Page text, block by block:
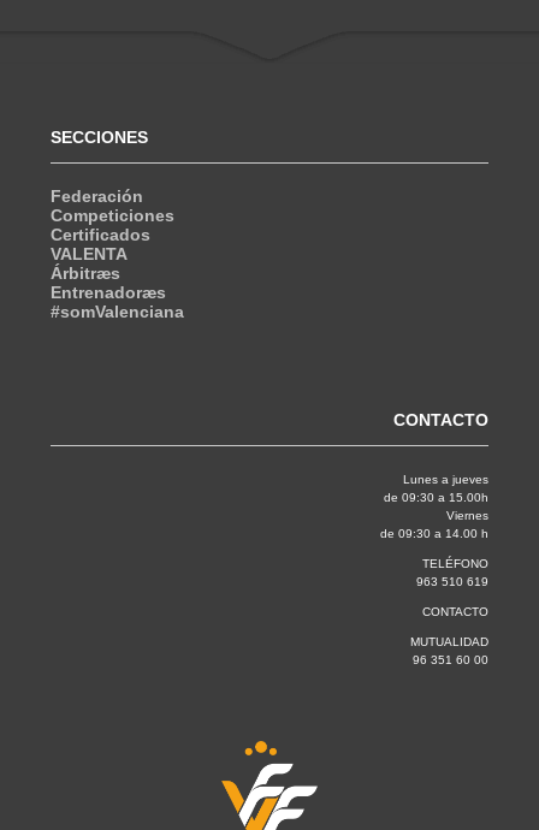
SECCIONES
Federación
Competiciones
Certificados
VALENTA
Árbitræs
Entrenadoræs
#somValenciana
CONTACTO
Lunes a jueves
de 09:30 a 15.00h
Viernes
de 09:30 a 14.00 h
TELÉFONO
963 510 619
CONTACTO
MUTUALIDAD
96 351 60 00